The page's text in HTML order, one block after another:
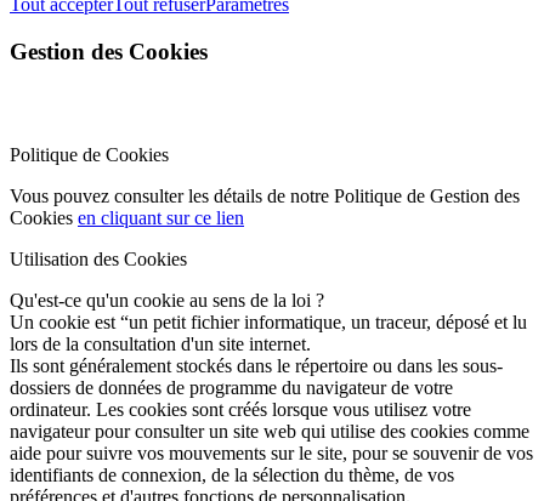
Tout accepterTout refuserParamètres
Gestion des Cookies
Politique de Cookies
Vous pouvez consulter les détails de notre Politique de Gestion des
Cookies en cliquant sur ce lien
Utilisation des Cookies
Qu'est-ce qu'un cookie au sens de la loi ?
Un cookie est “un petit fichier informatique, un traceur, déposé et lu
lors de la consultation d'un site internet.
Ils sont généralement stockés dans le répertoire ou dans les sous-
dossiers de données de programme du navigateur de votre
ordinateur. Les cookies sont créés lorsque vous utilisez votre
navigateur pour consulter un site web qui utilise des cookies comme
aide pour suivre vos mouvements sur le site, pour se souvenir de vos
identifiants de connexion, de la sélection du thème, de vos
préférences et d'autres fonctions de personnalisation.